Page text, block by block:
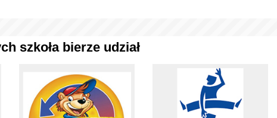
szkoła bierze udział